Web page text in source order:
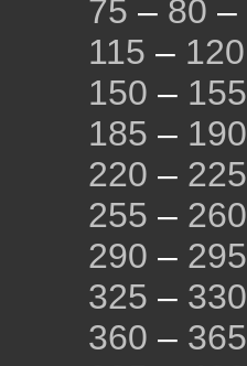
75 – 80 –
115 – 120
150 – 155
185 – 190
220 – 225
255 – 260
290 – 295
325 – 330
360 – 365